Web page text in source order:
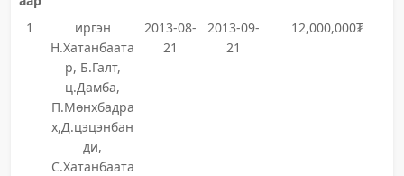
1
иргэн
Н.Хатанбаата
р, Б.Галт,
ц.Дамба,
П.Мөнхбадра
х,Д.цэцэнбан
ди,
С.Хатанбаата
2013-08-
21
2013-09-
21
12,000,000₮